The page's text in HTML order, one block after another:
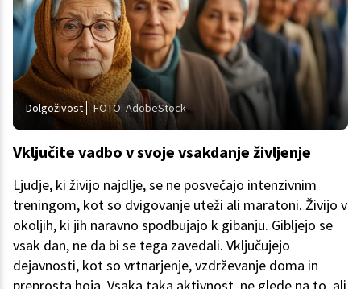
Dolgoživost FOTO: AdobeStock
Vključite vadbo v svoje vsakdanje življenje
Ljudje, ki živijo najdlje, se ne posvečajo intenzivnim
treningom, kot so dvigovanje uteži ali maratoni. Živijo v
okoljih, ki jih naravno spodbujajo k gibanju. Gibljejo se
vsak dan, ne da bi se tega zavedali. Vključujejo
dejavnosti, kot so vrtnarjenje, vzdrževanje doma in
preprosta hoja. Vsaka taka aktivnost, ne glede na to, ali